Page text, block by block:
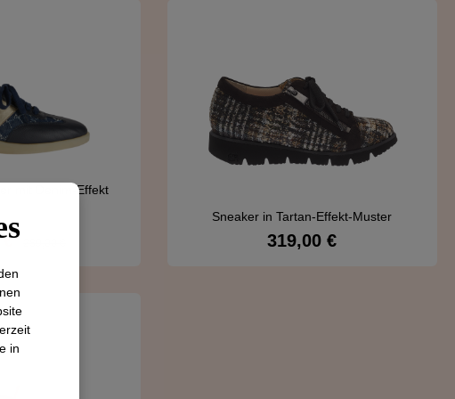
mit Denim-Effekt
€
Sneaker in Tartan-Effekt-Muster
Regulärer Preis:
319,00 €
in